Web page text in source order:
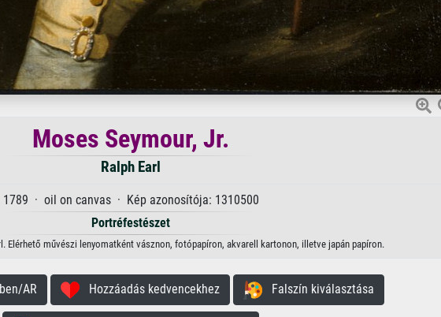
Moses Seymour, Jr.
Ralph Earl
1789 · oil on canvas · Kép azonosítója: 1310500
Portréfestészet
Elérhető művészi lenyomatként vásznon, fotópapíron, akvarell kartonon, illetve japán papíron.
AR Hozzáadás kedvencekhez Falszín kiválasztása